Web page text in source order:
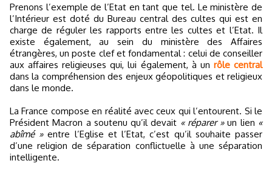
Prenons l’exemple de l’Etat en tant que tel. Le ministère de
l’Intérieur est doté du Bureau central des cultes qui est en
charge de réguler les rapports entre les cultes et l’Etat. Il
existe également, au sein du ministère des Affaires
étrangères, un poste clef et fondamental : celui de conseiller
aux affaires religieuses qui, lui également, à un rôle central
dans la compréhension des enjeux géopolitiques et religieux
dans le monde.
La France compose en réalité avec ceux qui l’entourent. Si le
Président Macron a soutenu qu’il devait « réparer »un lien «
abîmé »entre l’Eglise et l’Etat, c’est qu’il souhaite passer
d’une religion de séparation conflictuelle à une séparation
intelligente.